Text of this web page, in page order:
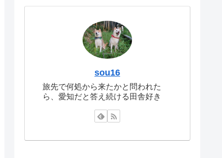
sou16
旅先で何処から来たかと問われた
ら、愛知だと答え続ける田舎好き